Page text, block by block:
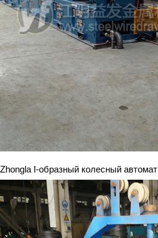
Zhongla I-образный колесный автомат